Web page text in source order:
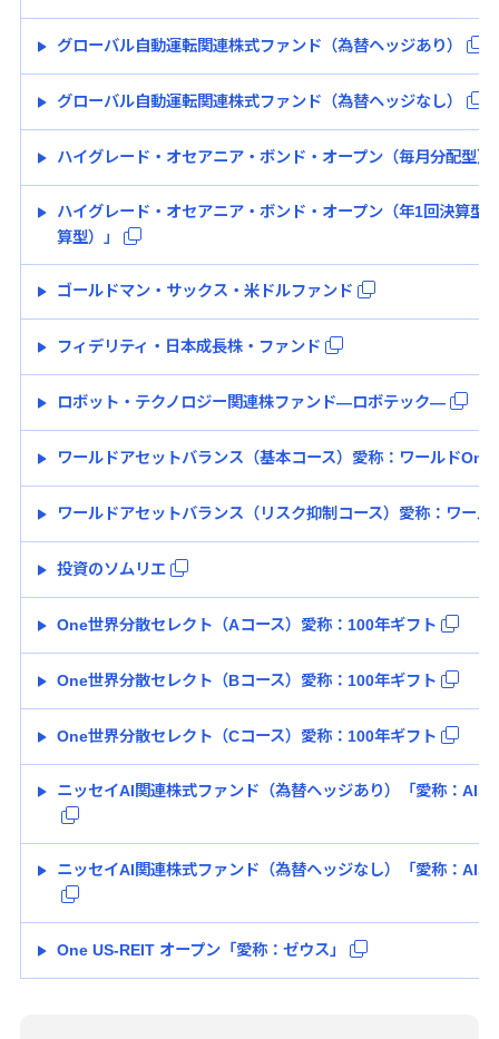
グローバル自動運転関連株式ファンド（為替ヘッジあり）
グローバル自動運転関連株式ファンド（為替ヘッジなし）
ハイグレード・オセアニア・ボンド・オープン（毎月分配型）
ハイグレード・オセアニア・ボンド・オープン（年1回決算型
算型）」
ゴールドマン・サックス・米ドルファンド
フィデリティ・日本成長株・ファンド
ロボット・テクノロジー関連株ファンド―ロボテック―
ワールドアセットバランス（基本コース）愛称：ワールドOne
ワールドアセットバランス（リスク抑制コース）愛称：ワール
投資のソムリエ
One世界分散セレクト（Aコース）愛称：100年ギフト
One世界分散セレクト（Bコース）愛称：100年ギフト
One世界分散セレクト（Cコース）愛称：100年ギフト
ニッセイAI関連株式ファンド（為替ヘッジあり）「愛称：AI
ニッセイAI関連株式ファンド（為替ヘッジなし）「愛称：AI
One US-REIT オープン「愛称：ゼウス」